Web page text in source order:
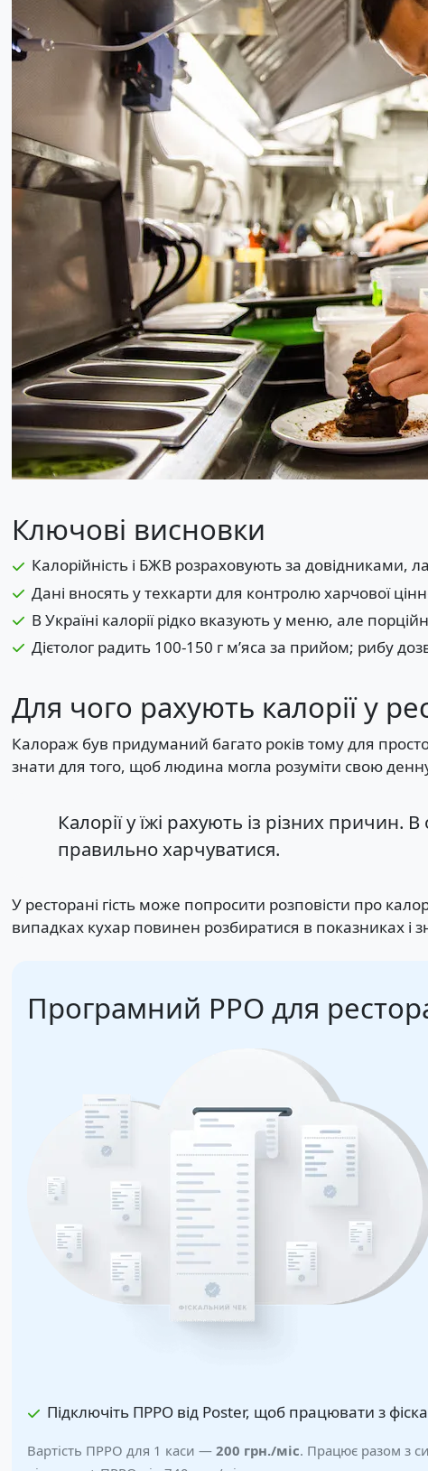
Ключові висновки
Калорійність і БЖВ розраховують за довідниками,
Дані вносять у техкарти для контролю харчової
В Україні калорії рідко вказують у меню, але
Дієтолог радить 100-150 г м’яса за прийом; рибу
Для чого рахують калорії у
Калораж був придуманий багато років тому для
знати для того, щоб людина могла розуміти свою
Калорії у їжі рахують із різних
правильно харчуватися.
У ресторані гість може попросити розповісти про
випадках кухар повинен розбиратися в показниках і
Програмний РРО для
Підключіть ПРРО від Poster, щоб працювати з
Вартість ПРРО для 1 каси — 200 грн./міс. Працює разом з